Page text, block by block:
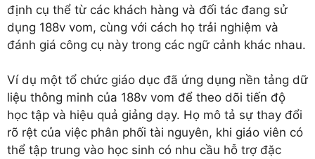
định cụ thể từ các khách hàng và đối tác đang sử
dụng 188v vom, cùng với cách họ trải nghiệm và
đánh giá công cụ này trong các ngữ cảnh khác nhau.
Ví dụ một tổ chức giáo dục đã ứng dụng nền tảng dữ
liệu thông minh của 188v vom để theo dõi tiến độ
học tập và hiệu quả giảng dạy. Họ mô tả sự thay đổi
rõ rệt của việc phân phối tài nguyên, khi giáo viên có
thể tập trung vào học sinh có nhu cầu hỗ trợ đặc